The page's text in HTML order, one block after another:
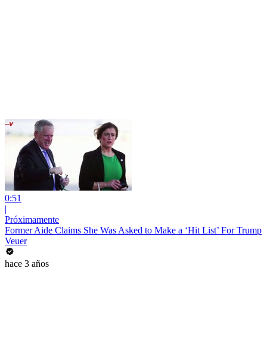
0:51
|
Próximamente
Former Aide Claims She Was Asked to Make a ‘Hit List’ For Trump
Veuer
hace 3 años